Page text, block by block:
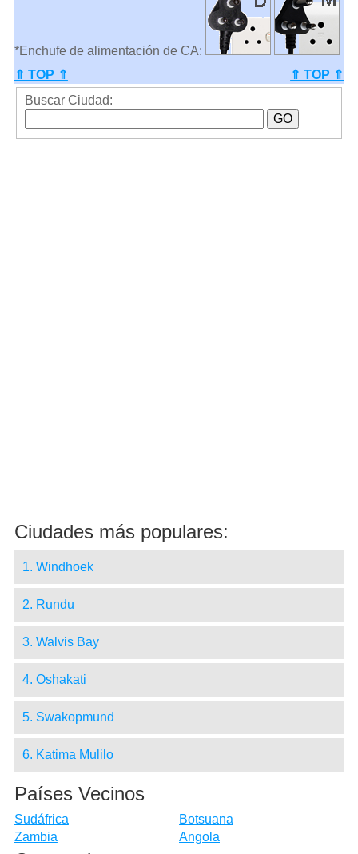
*Enchufe de alimentación de CA:
⇑ TOP ⇑
⇑ TOP ⇑
Buscar Ciudad:
Ciudades más populares:
1. Windhoek
2. Rundu
3. Walvis Bay
4. Oshakati
5. Swakopmund
6. Katima Mulilo
Países Vecinos
Sudáfrica
Botsuana
Zambia
Angola